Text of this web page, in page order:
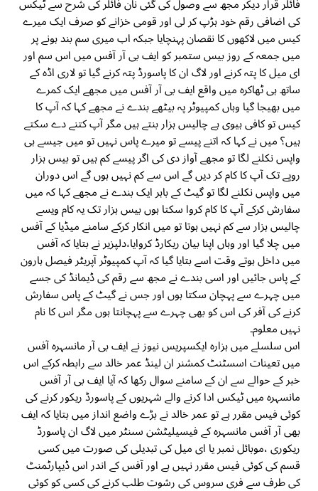
کی اضافی رقم خود ہڑپ کر لی اور قومی خزانے کو صرف ایک میرے
کیس میں لاکھوں کا نقصان پہنچایا جبکہ اب میری سم بند ہونے پر
میں جمعہ کے روز بیس ستمبر کو ایف بی آر آفس میں اس سم اور
ای میل کا پتہ کرنے اور لاگ ان کا پاسورڈ پتہ کرنے گیا تو لاری اڈہ کے
ساتھ ہی ٹھاکرہ میں واقع ایف بی آر آفس میں مجھے ایک کمرے
میں بھیجا گیا وہاں کمپیوٹر پہ بیٹھے بندے نے مجھے کہا کہ آپ کا
کیس تو کافی ہیوی ہے چالیس ہزار بنتے ہیں مگر آپ کتنے دے سکتے
ہیں؟ میں نے کہا کہ اتنے پیسے تو میرے پاس نہیں تو میں جیسے ہی
واپس نکلنے لگا تو مجھے آواز دی کی اگر پیسے کم ہیں تو بیس ہزار
روپے تک آپ کا کام کر دیں گے اس سے کم نہیں ہوں گے اس دوران
میں واپس نکلنے لگا تو گیٹ کے باہر ایک بندے نے مجھے کہا کہ میں
سفارش کرکے آپ کا کام کروا سکتا ہوں بیس ہزار تک یہ کام ویسے
چالیس ہزار سے کم نہیں ہوتا تو میں انکار کرکے سامنے میڈیا کے آفس
میں چلا گیا اور وہاں اپنا بیان ریکارڈ کروایا،دلپزیر نے بتایا کہ آفس
میں داخل ہوتے وقت اسے بتایا گیا کہ آپ کمپیوٹر آپریٹر فیصل ہارون
کے پاس جائیں اور اسی بندے نے مجھ سے رقم کی ڈیمانڈ کی جسے
میں چہرے سے پہچان سکتا ہوں اور جس نے گیٹ کے پاس سفارش
کرنے کی آفر کی اس کو بھی چہرے سے پہچانتا ہوں مگر اس کا نام
نہیں معلوم۔
اس سلسلے میں ہزارہ ایکسپریس نیوز نے ایف بی آر مانسہرہ آفس
میں تعینات اسسٹنٹ کمشنر ان لینڈ عمر خالد سے رابطہ کرکے اس
خبر کے حوالے سے ان کے سامنے سوال رکھا کہ آیا ایف بی آر آفس
مانسہرہ میں ٹیکس ادا کرنے والے شہریوں کے پاسورڈ ریکور کرنے کی
کوئی فیس مقرر ہے تو عمر خالد نے بڑے واضع انداز میں بتایا کہ ایف
بھی آر آفس مانسہرہ کے فیسیلیٹشن سںنٹر میں لاگ ان پاسورڈ
ریکوری ،موبائل نمبر یا ای میل کی تبدیلی کی صورت میں کسی
قسم کی کوئی فیس مقرر نہیں ہے اور آفس کے اندر اس ڈیپارٹمنٹ
کی طرف سے فری سروس کی رشوت طلب کرنے کی کسی کو کوئی